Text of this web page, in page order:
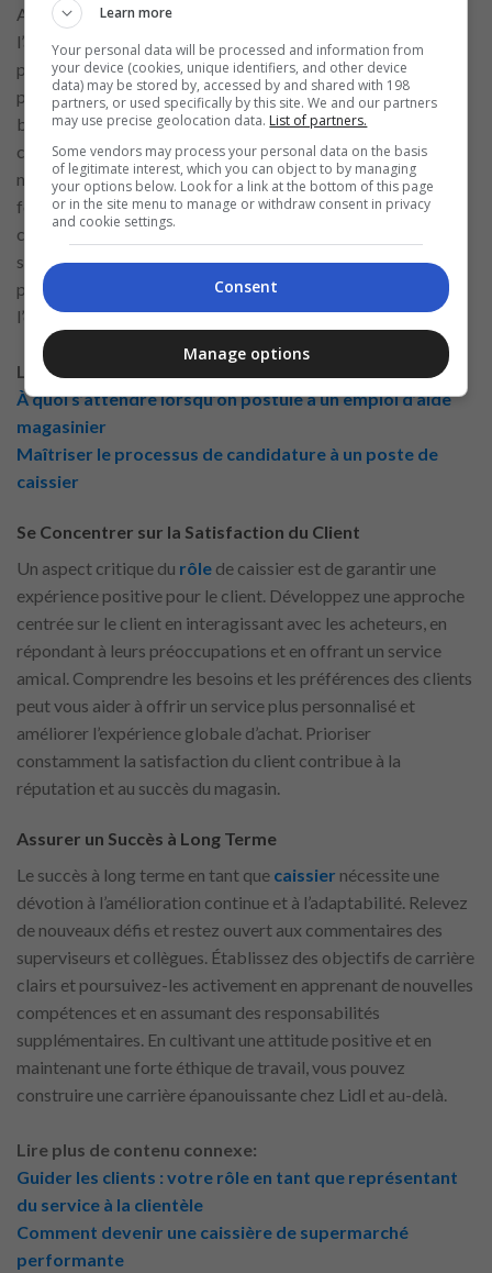
Après avoir obtenu un poste de caissier, concentrez-vous sur
l’accomplissement de vos tâches avec dévouement et
précision. Montrez une forte éthique de travail en étant
ponctuel, fiable et proactif dans votrerôle. Construire de
bonnes relations avec vos collègues et superviseurs peut
créer un environnement de travail de soutien et mener à de
nouvelles opportunités. Lidl offre divers programmes de
formation; profitez-en pour améliorer vos compétences et
connaissances. En fournissant constamment un excellent
service client et en montrant votre volonté d’apprendre, vous
pouvez ouvrir les portes à des promotions au sein de
l’entreprise.
Lire plus de contenu connexe:
À quoi s’attendre lorsqu’on postule à un emploi d’aide
magasinier
Maîtriser le processus de candidature à un poste de
caissier
Se Concentrer sur la Satisfaction du Client
Un aspect critique du rôle de caissier est de garantir une
expérience positive pour le client. Développez une approche
centrée sur le client en interagissant avec les acheteurs, en
répondant à leurs préoccupations et en offrant un service
amical. Comprendre les besoins et les préférences des clients
peut vous aider à offrir un service plus personnalisé et
améliorer l’expérience globale d’achat. Prioriser
constamment la satisfaction du client contribue à la
réputation et au succès du magasin.
Assurer un Succès à Long Terme
Le succès à long terme en tant que caissier nécessite une
dévotion à l’amélioration continue et à l’adaptabilité. Relevez
de nouveaux défis et restez ouvert aux commentaires des
superviseurs et collègues. Établissez des objectifs de carrière
clairs et poursuivez-les activement en apprenant de nouvelles
compétences et en assumant des responsabilités
supplémentaires. En cultivant une attitude positive et en
maintenant une forte éthique de travail, vous pouvez
construire une carrière épanouissante chez Lidl et au-delà.
Lire plus de contenu connexe:
Guider les clients : votre rôle en tant que représentant
du service à la clientèle
Comment devenir une caissière de supermarché
performante
Learn more
Your personal data will be processed and information from
your device (cookies, unique identifiers, and other device
data) may be stored by, accessed by and shared with 198
partners, or used specifically by this site. We and our partners
may use precise geolocation data. List of partners.
Some vendors may process your personal data on the basis
of legitimate interest, which you can object to by managing
your options below. Look for a link at the bottom of this page
or in the site menu to manage or withdraw consent in privacy
and cookie settings.
Consent
Manage options